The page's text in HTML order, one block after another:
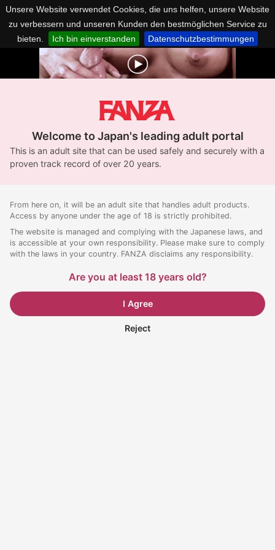
Unsere Website verwendet Cookies, die uns helfen, unsere Website
zu verbessern und unseren Kunden den bestmöglichen Service zu
bieten.
Ich bin einverstanden Datenschutzbestimmungen